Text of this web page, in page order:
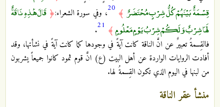
قِسْمَةٌ بَيْنَهُمْ كُلُّ شِرْبٍ مُحْتَضَرٌ ﴾ 20، وفي سورة الشعراء:﴿ قَالَ هَٰذِهِ نَاقَةٌ
لَهَا شِرْبٌ وَلَكُمْ شِرْبُ يَوْمٍ مَعْلُومٍ ﴾ 21
.
فالقِسمةُ تعبيرٌ عن انَّ الناقة كانت آيةً في وجودها كما كانت آيةً في نشأتها، وقد
أفادت الروايات الواردة عن أهل البيت (ع) انَّ قوم ثمود كانوا جميعاً يشربون
من لبنها في اليوم الذي تكون القِسمةُ لها.
منشأ عقر الناقة